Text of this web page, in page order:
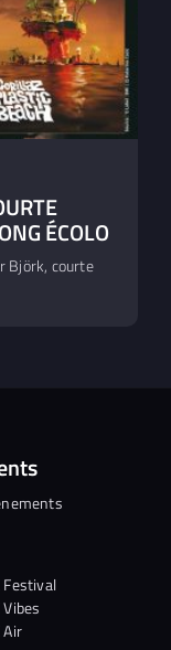
ÉCOLO
Björk, courte
Festival
Vibes
Air